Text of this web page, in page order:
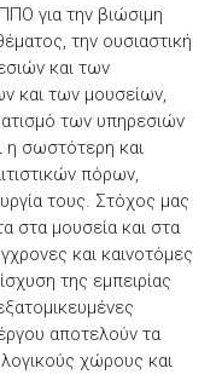
για την βιώσιμη
την ουσιαστική
και των
και των μουσείων,
των υπηρεσιών
η σωστότερη και
πόρων,
τους. Στόχος μας
στα μουσεία και στα
και καινοτόμες
της εμπειρίας
αποτελούν τα
χώρους και